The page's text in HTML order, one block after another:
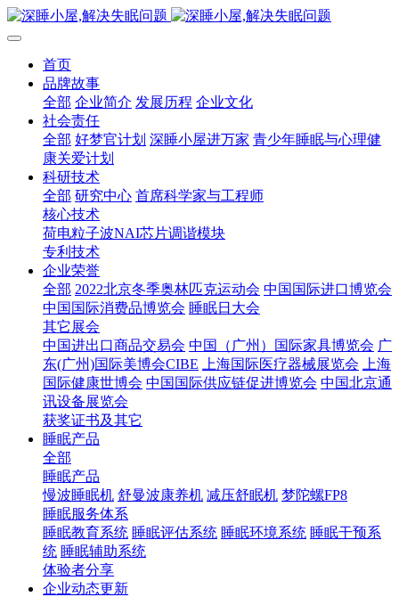
首页
品牌故事
全部 企业简介 发展历程 企业文化
社会责任
全部 好梦官计划 深睡小屋进万家 青少年睡眠与心理健
康关爱计划
科研技术
全部 研究中心 首席科学家与工程师
核心技术
荷电粒子波NAI芯片调谐模块
专利技术
企业荣誉
全部 2022北京冬季奥林匹克运动会 中国国际进口博览会
中国国际消费品博览会 睡眠日大会
其它展会
中国进出口商品交易会 中国（广州）国际家具博览会 广
东(广州)国际美博会CIBE
上海国际医疗器械展览会
上海
国际健康世博会 中国国际供应链促进博览会 中国北京通
讯设备展览会
获奖证书及其它
睡眠产品
全部
睡眠产品
慢波睡眠机 舒曼波康养机 减压舒眠机 梦陀螺FP8
睡眠服务体系
睡眠教育系统 睡眠评估系统 睡眠环境系统 睡眠干预系
统 睡眠辅助系统
体验者分享
企业动态更新